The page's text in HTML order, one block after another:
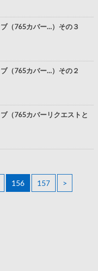
（765カバー…）その３
（765カバー…）その２
（765カバーリクエストと
156 157 >